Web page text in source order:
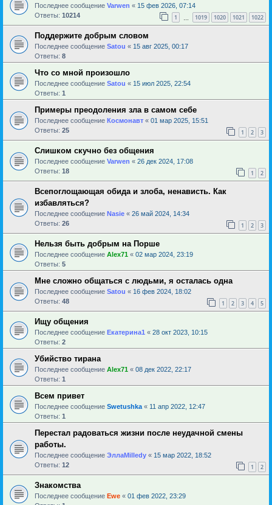
Последнее сообщение Varwen « 15 фев 2026, 07:14
Ответы: 10214 1 1019 1020 1021 1022
Поддержите добрым словом
Последнее сообщение Satou « 15 авг 2025, 00:17
Ответы: 8
Что со мной произошло
Последнее сообщение Satou « 15 июл 2025, 22:54
Ответы: 1
Примеры преодоления зла в самом себе
Последнее сообщение Космонавт « 01 мар 2025, 15:51
Ответы: 25 1 2 3
Слишком скучно без общения
Последнее сообщение Varwen « 26 дек 2024, 17:08
Ответы: 18 1 2
Всепоглощающая обида и злоба, ненависть. Как
избавляться?
Последнее сообщение Nasie « 26 май 2024, 14:34
Ответы: 26 1 2 3
Нельзя быть добрым на Порше
Последнее сообщение Alex71 « 02 мар 2024, 23:19
Ответы: 5
Мне сложно общаться с людьми, я осталась одна
Последнее сообщение Satou « 16 фев 2024, 18:02
Ответы: 48 1 2 3 4 5
Ищу общения
Последнее сообщение Екатерина1 « 28 окт 2023, 10:15
Ответы: 2
Убийство тирана
Последнее сообщение Alex71 « 08 дек 2022, 22:17
Ответы: 1
Всем привет
Последнее сообщение Swetushka « 11 апр 2022, 12:47
Ответы: 1
Перестал радоваться жизни после неудачной смены
работы.
Последнее сообщение ЭллаMilledy « 15 мар 2022, 18:52
Ответы: 12 1 2
Знакомства
Последнее сообщение Ewe « 01 фев 2022, 23:29